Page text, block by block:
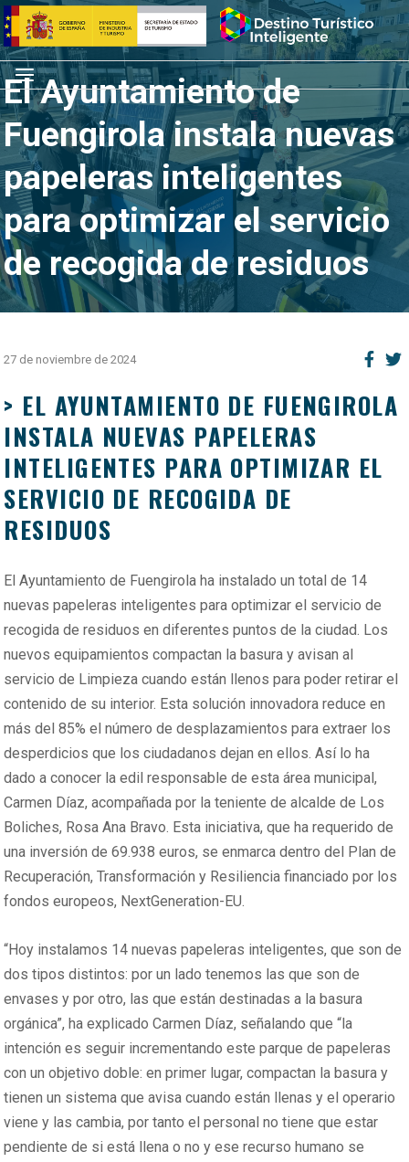
Saltar
al
contenido
Inicio
Menú
El Ayuntamiento de
Fuengirola instala nuevas
papeleras inteligentes
para optimizar el servicio
de recogida de residuos
27 de noviembre de 2024
> EL AYUNTAMIENTO DE FUENGIROLA
INSTALA NUEVAS PAPELERAS
INTELIGENTES PARA OPTIMIZAR EL
SERVICIO DE RECOGIDA DE
RESIDUOS
El Ayuntamiento de Fuengirola ha instalado un total de 14
nuevas papeleras inteligentes para optimizar el servicio de
recogida de residuos en diferentes puntos de la ciudad. Los
nuevos equipamientos compactan la basura y avisan al
servicio de Limpieza cuando están llenos para poder retirar el
contenido de su interior. Esta solución innovadora reduce en
más del 85% el número de desplazamientos para extraer los
desperdicios que los ciudadanos dejan en ellos. Así lo ha
dado a conocer la edil responsable de esta área municipal,
Carmen Díaz, acompañada por la teniente de alcalde de Los
Boliches, Rosa Ana Bravo. Esta iniciativa, que ha requerido de
una inversión de 69.938 euros, se enmarca dentro del Plan de
Recuperación, Transformación y Resiliencia financiado por los
fondos europeos, NextGeneration-EU.
“Hoy instalamos 14 nuevas papeleras inteligentes, que son de
dos tipos distintos: por un lado tenemos las que son de
envases y por otro, las que están destinadas a la basura
orgánica”, ha explicado Carmen Díaz, señalando que “la
intención es seguir incrementando este parque de papeleras
con un objetivo doble: en primer lugar, compactan la basura y
tienen un sistema que avisa cuando están llenas y el operario
viene y las cambia, por tanto el personal no tiene que estar
pendiente de si está llena o no y ese recurso humano se